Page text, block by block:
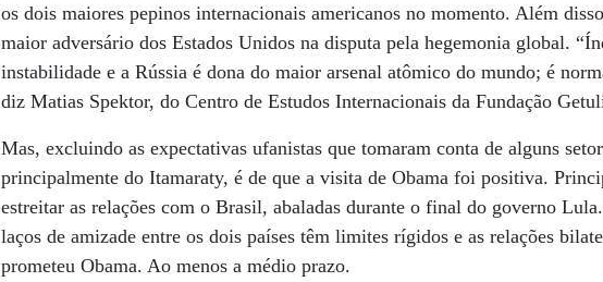
os dois maiores pepinos internacionais americanos no momento. Além
maior adversário dos Estados Unidos na disputa pela hegemonia global.
instabilidade e a Rússia é dona do maior arsenal atômico do mundo; é
diz Matias Spektor, do Centro de Estudos Internacionais da Fundação
Mas, excluindo as expectativas ufanistas que tomaram conta de alguns
principalmente do Itamaraty, é de que a visita de Obama foi positiva.
estreitar as relações com o Brasil, abaladas durante o final do governo
laços de amizade entre os dois países têm limites rígidos e as relações
prometeu Obama. Ao menos a médio prazo.